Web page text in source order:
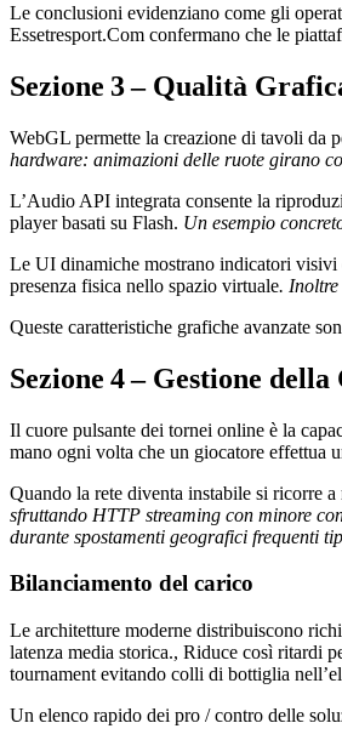
Le conclusioni evidenziano come gli
Essetresport.Com confermano che le
Sezione 3 – Qualità
WebGL permette la creazione di tavoli da
hardware: animazioni delle ruote girano
L’Audio API integrata consente la
player basati su Flash. Un esempio
Le UI dinamiche mostrano indicatori visivi
presenza fisica nello spazio virtuale. Inoltre
Queste caratteristiche grafiche avanzate
Sezione 4 – Gestione
Il cuore pulsante dei tornei online è la
mano ogni volta che un giocatore effettua
Quando la rete diventa instabile si ricorre
sfruttando HTTP streaming con minore
durante spostamenti geografici frequenti
Bilanciamento del carico
Le architetture moderne distribuiscono
latenza media storica., Riduce così ritardi
tournament evitando colli di bottiglia
Un elenco rapido dei pro / contro delle